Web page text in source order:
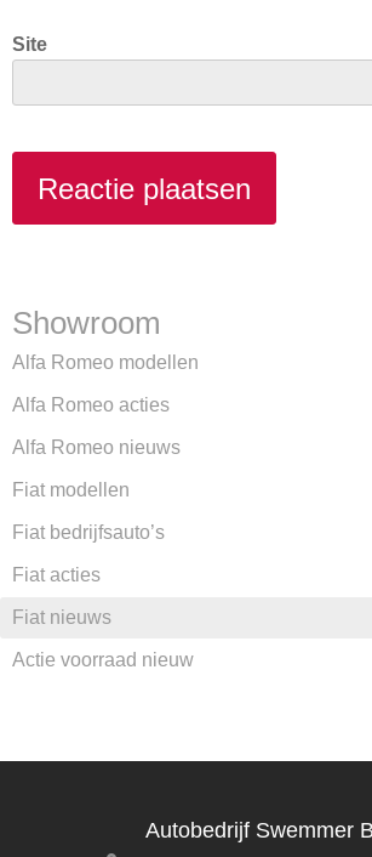
Site
Showroom
Alfa Romeo modellen
Alfa Romeo acties
Alfa Romeo nieuws
Fiat modellen
Fiat bedrijfsauto’s
Fiat acties
Fiat nieuws
Actie voorraad nieuw
Autobedrijf Swemmer